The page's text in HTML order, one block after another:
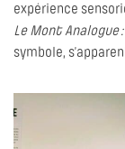
expérience
Le Mont Analogue
symbole,